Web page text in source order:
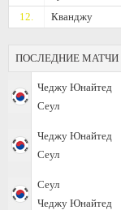
12.
Кванджу
ПОСЛЕДНИЕ МАТЧИ
Чеджу Юнайтед
Сеул
Чеджу Юнайтед
Сеул
Сеул
Чеджу Юнайтед